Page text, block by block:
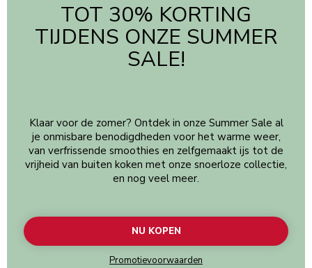
TOT 30% KORTING
TIJDENS ONZE SUMMER
SALE!
Klaar voor de zomer? Ontdek in onze Summer Sale al
je onmisbare benodigdheden voor het warme weer,
van verfrissende smoothies en zelfgemaakt ijs tot de
vrijheid van buiten koken met onze snoerloze collectie,
en nog veel meer.
NU KOPEN
Promotievoorwaarden